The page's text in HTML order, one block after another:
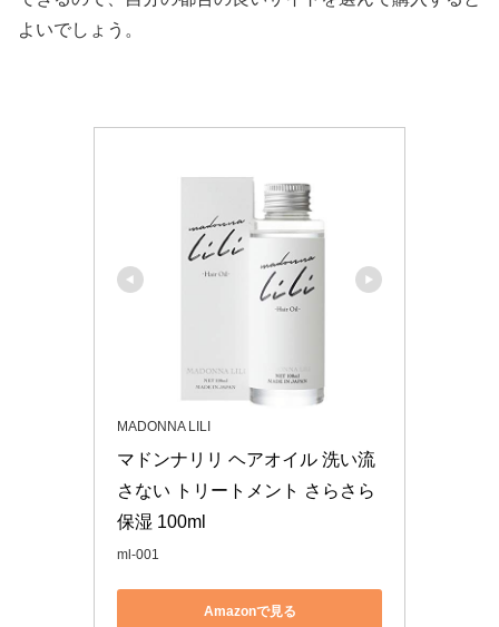
よいでしょう。
MADONNA LILI
マドンナリリ ヘアオイル 洗い流
さない トリートメント さらさら
保湿 100ml
ml-001
Amazonで見る